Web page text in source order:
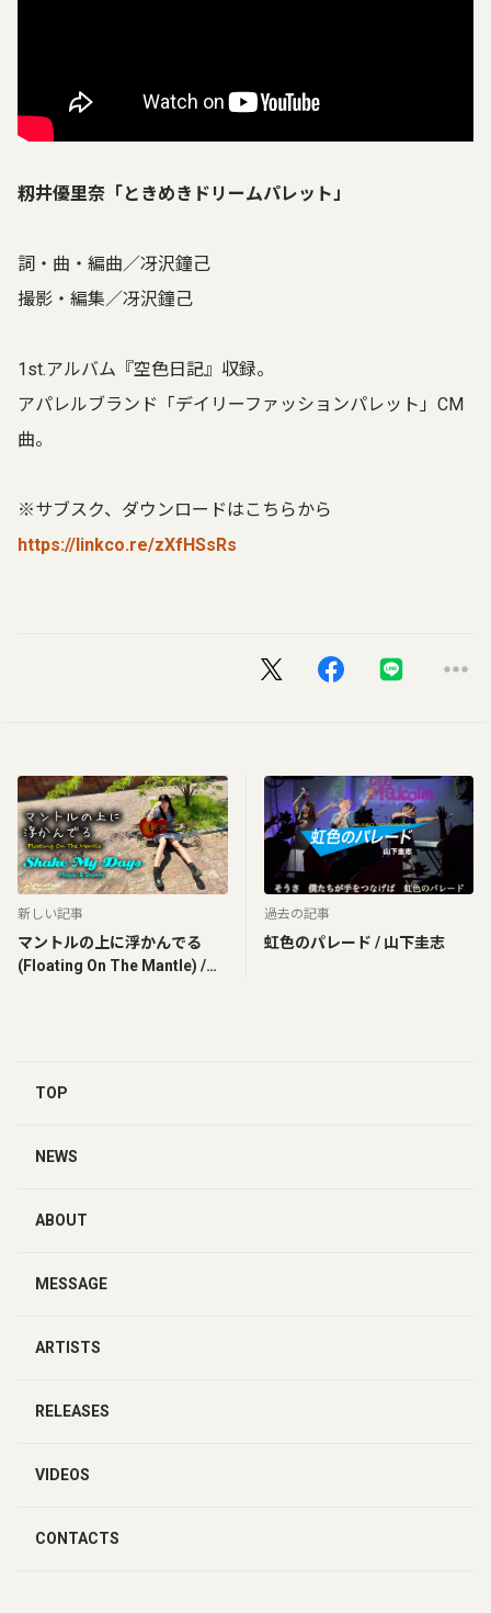
籾井優里奈「ときめきドリームパレット」
詞・曲・編曲／冴沢鐘己
撮影・編集／冴沢鐘己
1st.アルバム『空色日記』収録。
アパレルブランド「デイリーファッションパレット」CM
曲。
※サブスク、ダウンロードはこちらから
https://linkco.re/zXfHSsRs
新しい記事
マントルの上に浮かんでる
(Floating On The Mantle) /
過去の記事
虹色のパレード / 山下圭志
TOP
NEWS
ABOUT
MESSAGE
ARTISTS
RELEASES
VIDEOS
CONTACTS